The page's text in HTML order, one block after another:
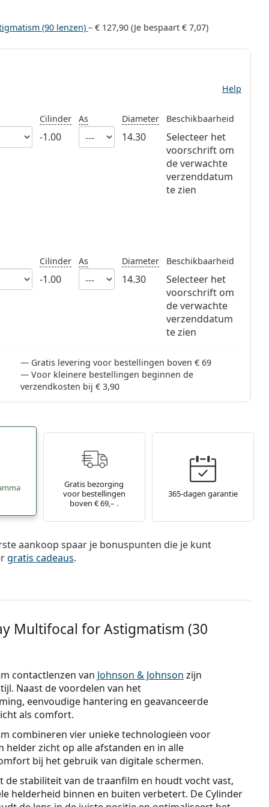
(90 lenzen) – € 127,90(Je bespaart € 7,07)
Help
Cilinder
-1.00
As Diameter
14.30
Beschikbaarheid
Selecteer het
voorschrift om
de verwachte
verzenddatum
te zien
Cilinder
-1.00
As Diameter
14.30
Beschikbaarheid
Selecteer het
voorschrift om
de verwachte
verzenddatum
te zien
Gratis levering voor bestellingen boven € 69
Voor kleinere bestellingen beginnen de
verzendkosten bij € 3,90
Gratis bezorging
voor bestellingen
boven € 69,– .
365-dagen garantie
aankoop spaar je bonuspunten die je kunt
gratis cadeaus.
Multifocal for Astigmatism (30
contactlenzen van Johnson & Johnson zijn
Naast de voordelen van het
eenvoudige hantering en geavanceerde
als comfort.
combineren vier unieke technologieën voor
zicht op alle afstanden en in alle
bij het gebruik van digitale schermen.
stabiliteit van de traanfilm en houdt vocht vast,
helderheid binnen en buiten verbetert. De Cylinder